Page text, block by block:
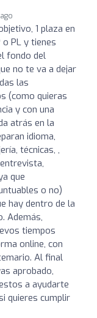
1 plaza en
o PL y tienes
fondo del
no te va a dejar
las
(como quieras
y con una
atrás en la
idioma,
técnicas, ,
que
o no)
hay dentro de la
Además,
tiempos
online, con
Al final
aprobado,
a ayudarte
quieres cumplir